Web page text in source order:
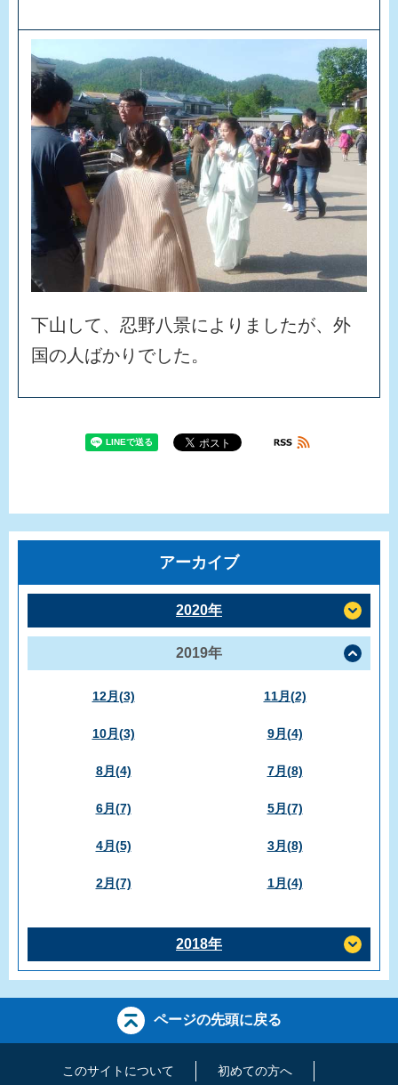
下山 して、 忍野八景に よ り ま したが、 外
国の 人 ばかり でした。
アーカイブ
2020年
2019年
12月(3) 11月(2)
10月(3) 9月(4)
8月(4) 7月(8)
6月(7) 5月(7)
4月(5) 3月(8)
2月(7) 1月(4)
2018年
ページの先頭に戻る
このサイトについて 初めての方へ